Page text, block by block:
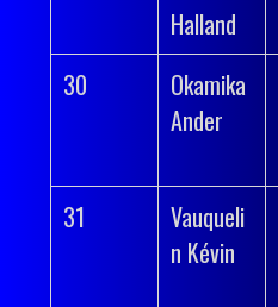
Halland
30
Okamika
Ander
31
Vauqueli
n Kévin